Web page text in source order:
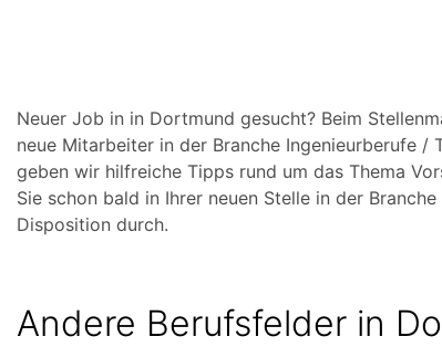
Neuer Job in in Dortmund gesucht? Beim
neue Mitarbeiter in der Branche Ingenieurberufe /
geben wir hilfreiche Tipps rund um das Thema
Sie schon bald in Ihrer neuen Stelle in der
Disposition durch.
Andere Berufsfelder in